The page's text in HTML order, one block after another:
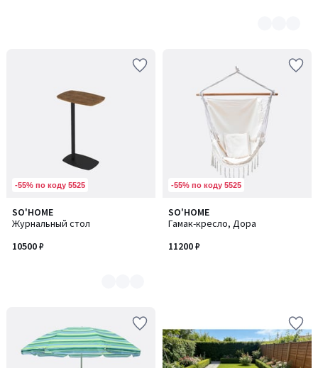
-55% по коду 5525
SO'HOME
Журнальный стол
10500 ₽
Количество
цветов:
4
-55% по коду 5525
SO'HOME
Гамак-кресло, Дора
11200 ₽